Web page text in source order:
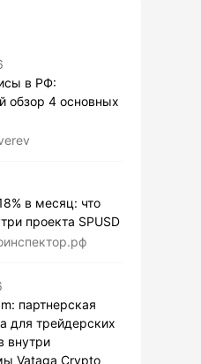
в РФ:
обзор 4 основных
в месяц: что
проекта SPUSD
партнерская
для трейдерских
внутри
Vataga Crypto